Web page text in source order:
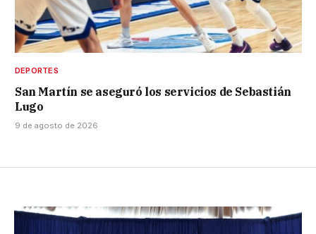
DEPORTES
San Martín se aseguró los servicios de Sebastián
Lugo
9 de agosto de 2026